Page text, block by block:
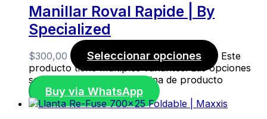
Manillar Roval Rapide | By
Specialized
$300,00 Seleccionar opciones
Este
producto tiene múltiples variantes. Las opciones
se pueden elegir en la página de producto
Buy via WhatsApp